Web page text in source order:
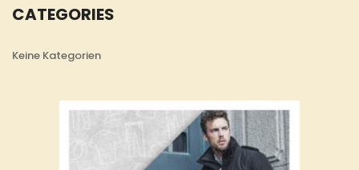
CATEGORIES
Keine Kategorien